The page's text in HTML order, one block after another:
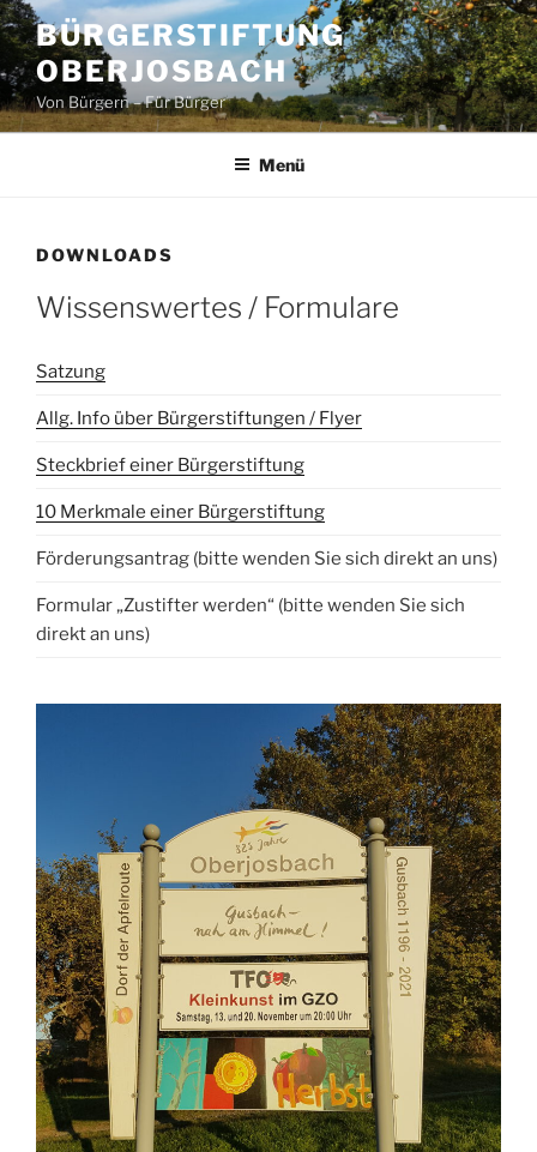
Zum
Inhalt
springen
BÜRGERSTIFTUNG
OBERJOSBACH
Von Bürgern – Für Bürger
Menü
DOWNLOADS
Wissenswertes / Formulare
Satzung
Allg. Info über Bürgerstiftungen / Flyer
Steckbrief einer Bürgerstiftung
10 Merkmale einer Bürgerstiftung
Förderungsantrag (bitte wenden Sie sich direkt an uns)
Formular „Zustifter werden“ (bitte wenden Sie sich
direkt an uns)